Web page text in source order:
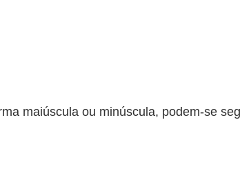
maiúscula ou minúscula, podem-se